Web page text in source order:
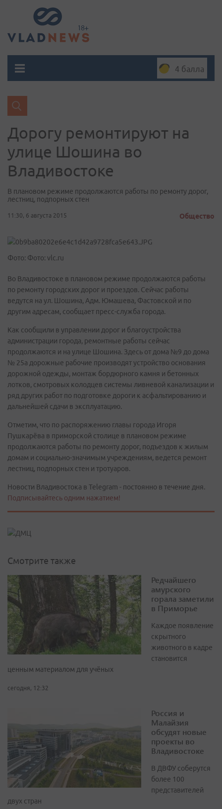
4 балла
Дорогу ремонтируют на
улице Шошина во
Владивостоке
В плановом режиме продолжаются работы по ремонту дорог,
лестниц, подпорных стен
11:30, 6 августа 2015 Общество
Фото: Фото: vlc.ru
Во Владивостоке в плановом режиме продолжаются работы
по ремонту городских дорог и проездов. Сейчас работы
ведутся на ул. Шошина, Адм. Юмашева, Фастовской и по
другим адресам, сообщает пресс-служба города.
Как сообщили в управлении дорог и благоустройства
администрации города, ремонтные работы сейчас
продолжаются и на улице Шошина. Здесь от дома №9 до дома
№ 25а дорожные рабочие производят устройство основания
дорожной одежды, монтаж бордюрного камня и бетонных
лотков, смотровых колодцев системы ливневой канализации и
ряд других работ по подготовке дороги к асфальтированию и
дальнейшей сдачи в эксплуатацию.
Отметим, что по распоряжению главы города Игоря
Пушкарёва в приморской столице в плановом режиме
продолжаются работы по ремонту дорог, подъездов к жилым
домам и социально-значимым учреждениям, ведется ремонт
лестниц, подпорных стен и тротуаров.
Новости Владивостока в Telegram - постоянно в течение дня.
Подписывайтесь одним нажатием!
Смотрите также
Редчайшего
амурского
горала заметили
в Приморье
Каждое появление
скрытного
животного в кадре
становится
ценным материалом для учёных
сегодня, 12:32
Россия и
Малайзия
обсудят новые
проекты во
Владивостоке
В ДВФУ соберутся
более 100
представителей
двух стран